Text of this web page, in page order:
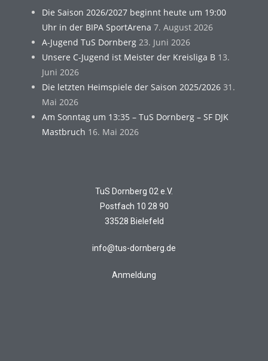
Die Saison 2026/2027 beginnt heute um 19:00
Uhr in der BIPA SportArena 7. August 2026
A-Jugend TuS Dornberg 23. Juni 2026
Unsere C-Jugend ist Meister der Kreisliga B 13.
Juni 2026
Die letzten Heimspiele der Saison 2025/2026 31.
Mai 2026
Am Sonntag um 13:35 – TuS Dornberg – SF DJK
Mastbruch 16. Mai 2026
TuS Dornberg 02 e.V.
Postfach 10 28 90
33528 Bielefeld
info@tus-dornberg.de
Anmeldung